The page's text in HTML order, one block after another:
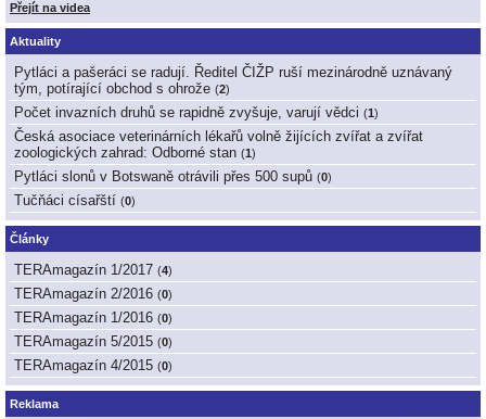
Přejít na videa
Aktuality
Pytláci a pašeráci se radují. Ředitel ČIŽP ruší mezinárodně uznávaný
tým, potírající obchod s ohrože (2)
Počet invazních druhů se rapidně zvyšuje, varují vědci (1 )
Česká asociace veterinárních lékařů volně žijících zvířat a zvířat
zoologických zahrad: Odborné stan (1 )
Pytláci slonů v Botswaně otrávili přes 500 supů (0)
Tučňáci císařští (0)
Články
TERAmagazín 1/2017 (4)
TERAmagazín 2/2016 (0)
TERAmagazín 1/2016 (0)
TERAmagazín 5/2015 (0)
TERAmagazín 4/2015 (0)
Reklama